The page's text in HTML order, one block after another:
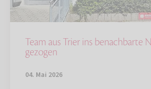
Team aus Trier ins benachbarte
gezogen
04. Mai 2026